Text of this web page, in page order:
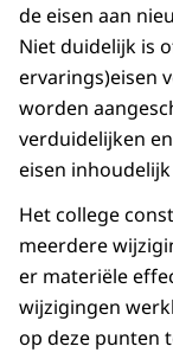
de eisen aan
Niet duidelijk is
ervarings)eisen
worden
verduidelijken
eisen
Het college
meerdere
er materiële
wijzigingen
op deze punten